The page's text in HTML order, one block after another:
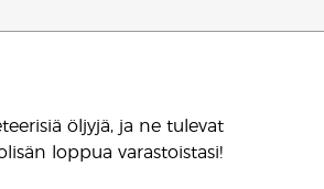
öljyjä, ja ne tulevat
loppua varastoistasi!